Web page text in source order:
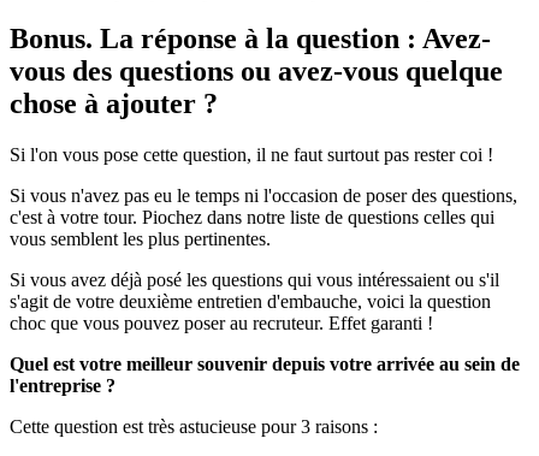
Bonus. La réponse à la question : Avez-
vous des questions ou avez-vous quelque
chose à ajouter ?
Si l'on vous pose cette question, il ne faut surtout pas rester coi !
Si vous n'avez pas eu le temps ni l'occasion de poser des questions,
c'est à votre tour. Piochez dans notre liste de questions celles qui
vous semblent les plus pertinentes.
Si vous avez déjà posé les questions qui vous intéressaient ou s'il
s'agit de votre deuxième entretien d'embauche, voici la question
choc que vous pouvez poser au recruteur. Effet garanti !
Quel est votre meilleur souvenir depuis votre arrivée au sein de
l'entreprise ?
Cette question est très astucieuse pour 3 raisons :